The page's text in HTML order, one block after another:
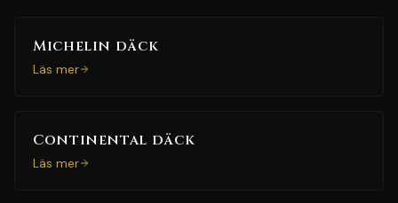
Michelin däck
Läs mer
Continental däck
Läs mer